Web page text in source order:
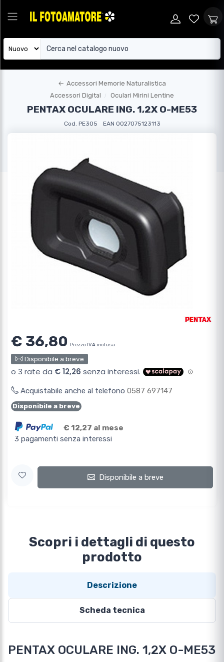
← Accessori Memorie Naturalistica
Accessori Digital
Oculari Mirini Lentine
PENTAX OCULARE ING. 1,2X O-ME53
Cod. PE305 EAN 0027075123113
€ 36,80 Prezzo IVA inclusa
Disponibile a breve
Acquistabile anche al telefono 0587 697147
Disponibile a breve
€ 12,27 al mese
3 pagamenti senza interessi
Disponibile a breve
Scopri i dettagli di questo
prodotto
Descrizione
Scheda tecnica
PENTAX OCULARE ING. 1,2X O-ME53